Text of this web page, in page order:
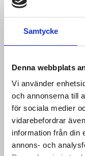
Samtycke
Denna webbplats
Vi använder
och annonserna till
för sociala medier
vidarebefordrar
information från din
annons- och